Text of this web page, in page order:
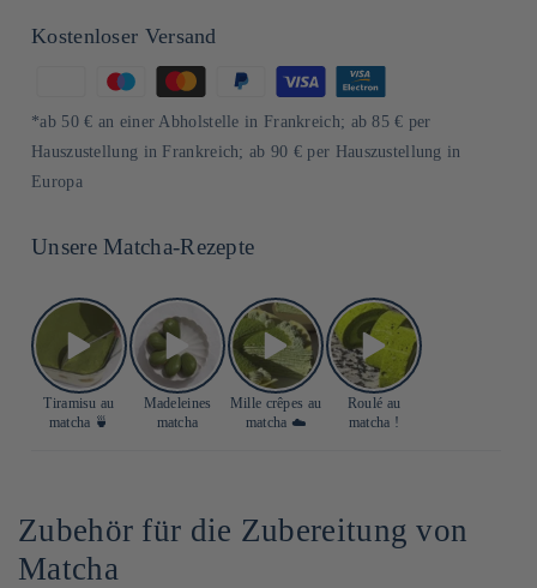
Kostenloser Versand
Zahlungsmethoden
*ab 50 € an einer Abholstelle in Frankreich; ab 85 € per
Hauszustellung in Frankreich; ab 90 € per Hauszustellung in
Europa
Unsere Matcha-Rezepte
Tiramisu au
matcha 🍵
Madeleines
matcha
Mille crêpes au
matcha ☁️
Roulé au
matcha !
Zubehör für die Zubereitung von
Matcha